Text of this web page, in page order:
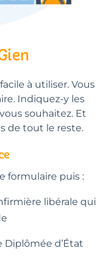
à utiliser. Vous
Indiquez-y les
souhaitez. Et
de tout le reste.
formulaire puis :
libérale qui
Diplômée d’État